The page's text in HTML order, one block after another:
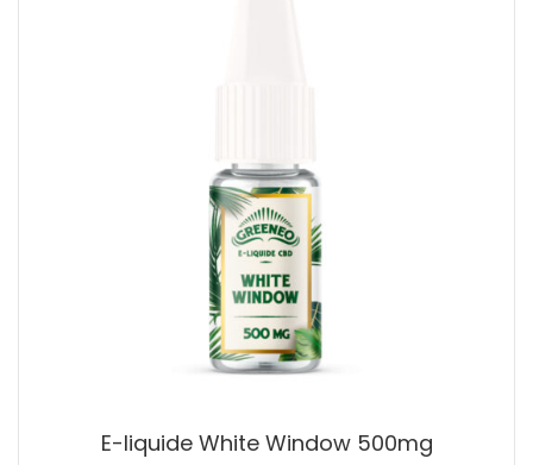
E-liquide White Window 500mg